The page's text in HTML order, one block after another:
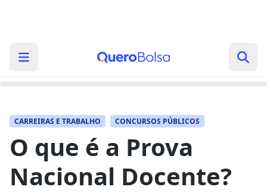
CARREIRAS E TRABALHO CONCURSOS PÚBLICOS
O que é a Prova
Nacional Docente?